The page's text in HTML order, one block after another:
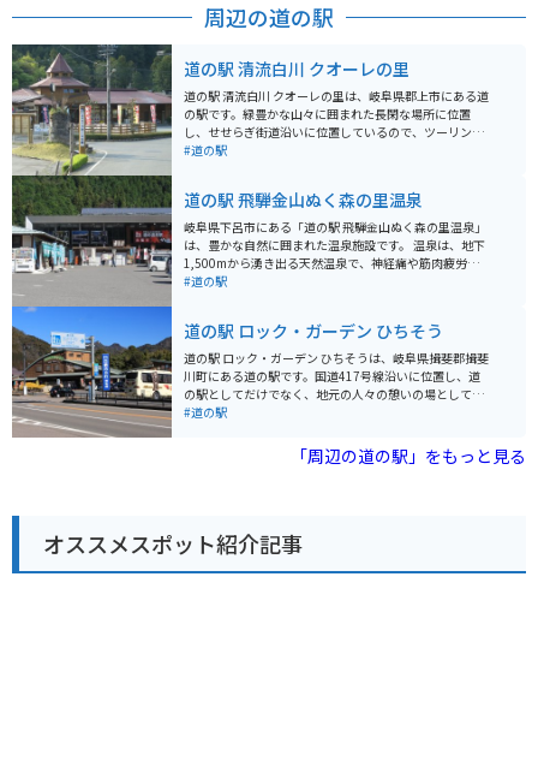
周辺の道の駅
道の駅 清流白川 クオーレの里
道の駅 清流白川 クオーレの里は、岐阜県郡上市にある道
の駅です。緑豊かな山々に囲まれた長閑な場所に位置
し、せせらぎ街道沿いに位置しているので、ツーリング
の休憩スポットとしても人気です。 地元で採れた新鮮な
の塩焼きを味わうこともできます。また、併設されてい
るレストランでは、郡上市の郷土料理である「鶏ちゃ
ん」や、地元産の食材をふんだんに使った料理を楽しむ
ことができます。 道の駅の周辺には、白川町の自然を満
喫できるスポットが点在しています。バイクで訪れるな
は特におすすめです。道の駅から車で約10分の場所に
は、天然温泉「美人の湯 しらかわ」があり、ツーリング
で疲れた体を癒やすことができます。道の駅には、情報
コーナーや観光案内板も設置されているので、白川町の
観光情報収集にも役立ちます。
#道の駅
道の駅 飛騨金山ぬく森の里温泉
岐阜県下呂市にある「道の駅 飛騨金山ぬく森の里温泉」
は、豊かな自然に囲まれた温泉施設です。 温泉は、地下
1,500mから湧き出る天然温泉で、神経痛や筋肉疲労な
どに効果があるとされています。露天風呂やサウナ、休
な野菜などが販売されています。また、併設のレストラ
ンでは、飛騨牛を使った料理や地元の食材を使った料理
を楽しむことができます。 バイクで訪れる場合、道の駅
には広い駐車場が完備されているので安心です。温泉で
ゆっくりと疲れを癒した後は、周辺の scenic な山道をツ
#道の駅
道の駅 ロック・ガーデン ひちそう
道の駅 ロック・ガーデン ひちそうは、岐阜県揖斐郡揖斐
川町にある道の駅です。国道417号線沿いに位置し、道
の駅としてだけでなく、地元の人々の憩いの場としても
親しまれています。 ロックガーデンという名前の通り、
です。地元の新鮮な野菜や果物を販売する農産物直売所
や、揖斐川町の特産品を販売する物産館、レストランな
の休憩場所としても最適です。 周辺には、揖斐川温泉や
藤橋城など、観光スポットも点在しています。道の駅で
休憩がてら、地元の特産品やグルメを堪能してみてはい
#道の駅
「周辺の道の駅」をもっと見る
オススメスポット紹介記事